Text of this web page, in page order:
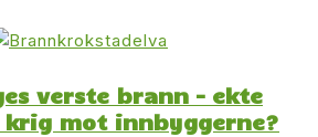
verste brann – ekte
krig mot innbyggerne?